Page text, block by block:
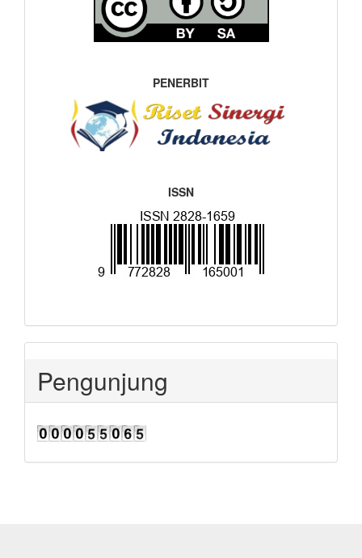
PENERBIT
ISSN
Pengunjung